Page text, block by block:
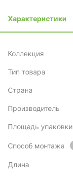
Характеристики
Коллекция
Тип товара
Страна
Производитель
Площадь упаковки
Способ монтажа
Длина